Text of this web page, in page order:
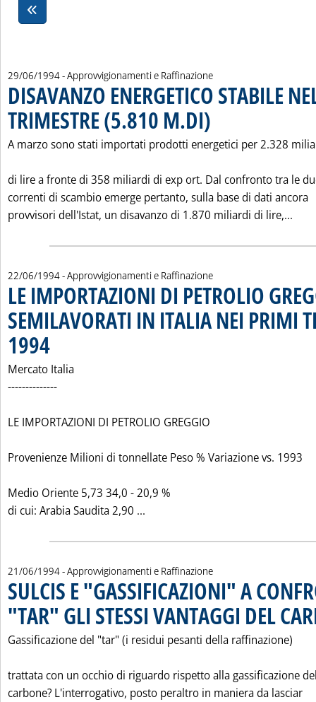
29/06/1994- Approvvigionamenti e Raffinazione
DISAVANZO ENERGETICO STABILE
TRIMESTRE (5.810 M.DI)
A marzo sono stati importati prodotti energetici per 2.328
di lire a fronte di 358 miliardi di exp ort. Dal confronto tra le
correnti di scambio emerge pertanto, sulla base di dati ancora
provvisori dell'Istat, un disavanzo di 1.870 miliardi di lire,...
22/06/1994- Approvvigionamenti e Raffinazione
LE IMPORTAZIONI DI PETROLIO
SEMILAVORATI IN ITALIA NEI PRIMI
1994
Mercato Italia
--------------
LE IMPORTAZIONI DI PETROLIO GREGGIO
Provenienze Milioni di tonnellate Peso % Variazione vs. 1993
Medio Oriente 5,73 34,0 - 20,9 %
di cui: Arabia Saudita 2,90 ...
21/06/1994- Approvvigionamenti e Raffinazione
SULCIS E "GASSIFICAZIONI" A
"TAR" GLI STESSI VANTAGGI DEL
Gassificazione del "tar" (i residui pesanti della raffinazione)
trattata con un occhio di riguardo rispetto alla gassificazione
carbone? L'interrogativo, posto peraltro in maniera da lasciar